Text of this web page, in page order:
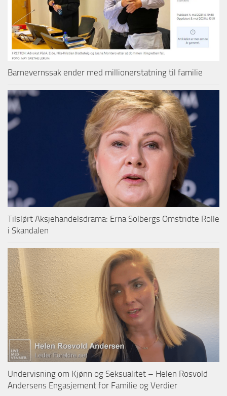
Barnevernssak ender med millionerstatning til familie
Tilslørt Aksjehandelsdrama: Erna Solbergs Omstridte Rolle
i Skandalen
Undervisning om Kjønn og Seksualitet – Helen Rosvold
Andersens Engasjement for Familie og Verdier